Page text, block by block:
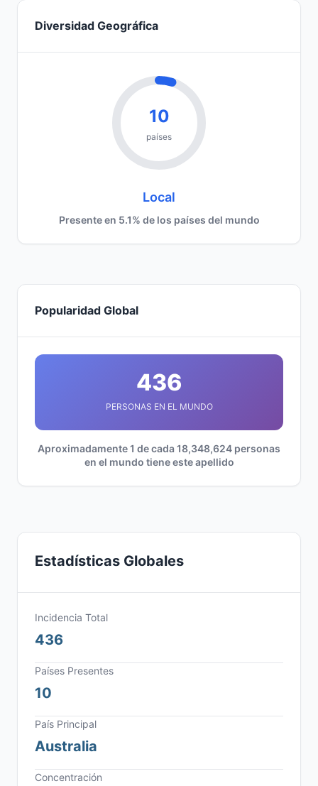
Diversidad Geográfica
10
países
Local
Presente en 5.1% de los países del mundo
Popularidad Global
436
PERSONAS EN EL MUNDO
Aproximadamente 1 de cada 18,348,624 personas
en el mundo tiene este apellido
Estadísticas Globales
Incidencia Total
436
Países Presentes
10
País Principal
Australia
Concentración